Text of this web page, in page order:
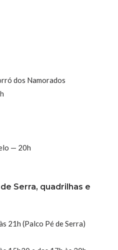
dos Namorados
— 20h
Serra, quadrilhas e
21h (Palco Pé de Serra)